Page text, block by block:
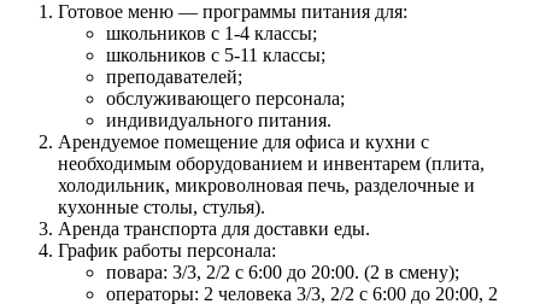
Готовое меню — программы питания для:
школьников с 1-4 классы;
школьников с 5-11 классы;
преподавателей;
обслуживающего персонала;
индивидуального питания.
Арендуемое помещение для офиса и кухни с
необходимым оборудованием и инвентарем (плита,
холодильник, микроволновая печь, разделочные и
кухонные столы, стулья).
Аренда транспорта для доставки еды.
График работы персонала:
повара: 3/3, 2/2 с 6:00 до 20:00. (2 в смену);
операторы: 2 человека 3/3, 2/2 с 6:00 до 20:00, 2